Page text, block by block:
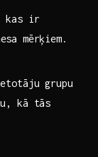
kas ir⁤
⁤mērķiem.
‌grupu
kā tās